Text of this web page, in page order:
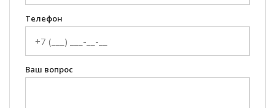
Телефон
Ваш вопрос